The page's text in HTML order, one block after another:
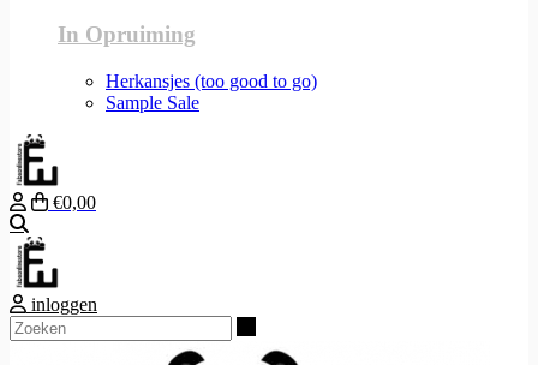
In Opruiming
Herkansjes (too good to go)
Sample Sale
€0,00
inloggen